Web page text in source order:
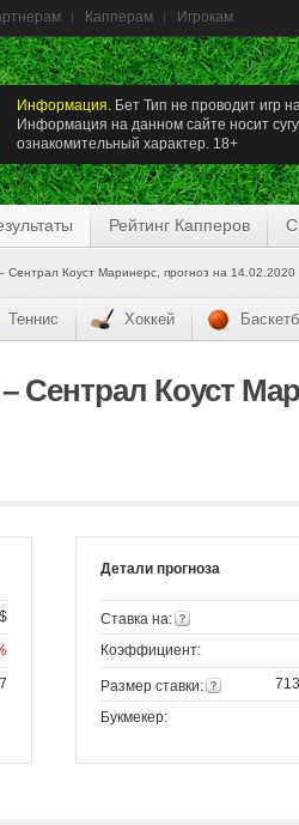
Капперам Игрокам
Информация. Бет Тип не проводит игр
Информация на данном сайте носит
ознакомительный характер. 18+
Рейтинг Капперов
Коуст Маринерс, прогноз на 14.02.2020
Теннис Хоккей
Коуст
7
Детали прогноза
Ставка на:
Коэффициент:
Размер ставки:
Букмекер: